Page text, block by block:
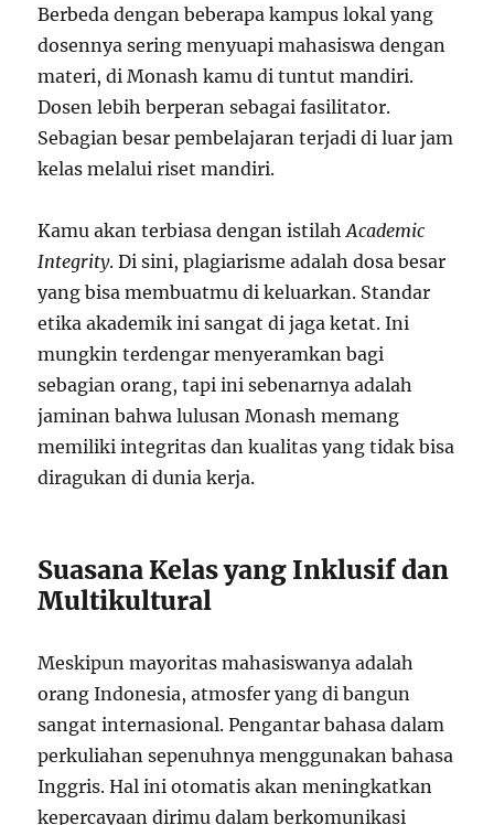
Berbeda dengan beberapa kampus lokal yang
dosennya sering menyuapi mahasiswa dengan
materi, di Monash kamu di tuntut mandiri.
Dosen lebih berperan sebagai fasilitator.
Sebagian besar pembelajaran terjadi di luar jam
kelas melalui riset mandiri.
Kamu akan terbiasa dengan istilahAcademic
Integrity. Di sini, plagiarisme adalah dosa besar
yang bisa membuatmu di keluarkan. Standar
etika akademik ini sangat di jaga ketat. Ini
mungkin terdengar menyeramkan bagi
sebagian orang, tapi ini sebenarnya adalah
jaminan bahwa lulusan Monash memang
memiliki integritas dan kualitas yang tidak bisa
diragukan di dunia kerja.
Suasana Kelas yang Inklusif dan
Multikultural
Meskipun mayoritas mahasiswanya adalah
orang Indonesia, atmosfer yang di bangun
sangat internasional. Pengantar bahasa dalam
perkuliahan sepenuhnya menggunakan bahasa
Inggris. Hal ini otomatis akan meningkatkan
kepercayaan dirimu dalam berkomunikasi